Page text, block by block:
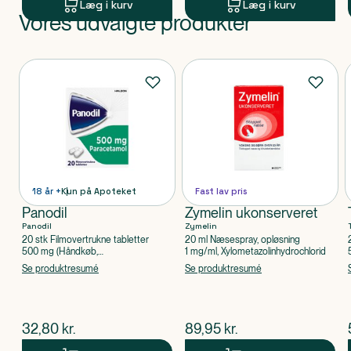
Læg i kurv Læg i kurv
Produkt 1 af 0
Vores udvalgte produkter
Produkter
18 år +Kun på Apoteket
Panodil
Panodil
20 stk Filmovertrukne tabletter
500 mg (Håndkøb,
apoteksforbeholdt), Paracetamol
Se produktresumé
$nuværende pris
32,80 kr.
Fast lav pris
Zymelin ukonserveret
Zymelin
20 ml Næsespray, opløsning
1 mg/ml, Xylometazolinhydrochlorid
Se produktresumé
$nuværende pris
89,95 kr.